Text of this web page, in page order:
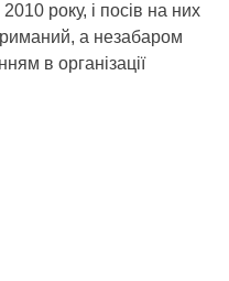
року, і посів на них
а незабаром
в організації